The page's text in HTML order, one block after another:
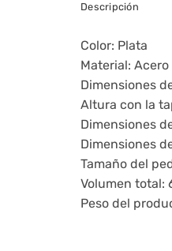
Descripción
Color: Plata
Material:
Dimensiones
Altura con la
Dimensiones
Dimensiones
Tamaño del
Volumen total:
Peso del